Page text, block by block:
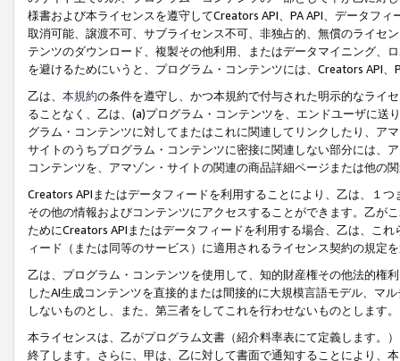
様書および本ライセンスを遵守してCreators API、PA API、データフ
取消可能、譲渡不可、サブライセンス不可、非独占的、無償のライセ
テンツのダウンロード、複製その他利用、またはデータマイニング、
を避けるためにいうと、プログラム・コンテンツには、Creators API
乙は、 本規約の条件を遵守し、かつ本規約で付与された明示的なライ
ることなく、乙は、(a)プログラム・コンテンツを、エンドユーザに
グラム・コンテンツに対してまたはこれに関連してリンクしたり、ア
サイトのうちプログラム・コンテンツに密接に関連しない部分には、
コンテンツを、アマゾン・サイトの関連の商品詳細ページまたは他の
Creators APIまたはデータフィードを利用することにより、乙は、１
その他の情報およびコンテンツにアクセスすることができます。乙が
ためにCreators APIまたはデータフィードを利用する場合、乙は、こ
ィード（または同等のサービス）に適用されるライセンス契約の規定
乙は、プログラム・コンテンツを使用して、知的財産権その他法的権
したAI生成コンテンツを直接的または間接的に大規模言語モデル、マ
しないものとし、また、第三者をしてこれを行わせないものとします。
本ライセンスは、乙がプログラム文書（紹介料率表にて定義します。
終了します。さらに、甲は、乙に対して書面で通知することにより、